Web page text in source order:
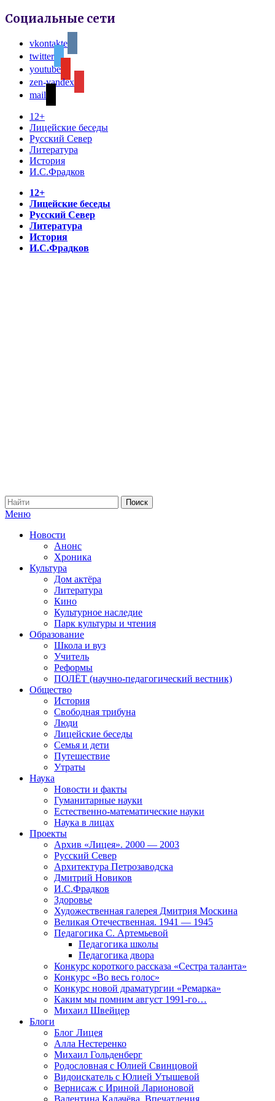
Социальные сети
vkontakte
twitter
youtube
zen-yandex
mail
12+
Лицейские беседы
Русский Север
Литература
История
И.С.Фрадков
12+
Лицейские беседы
Русский Север
Литература
История
И.С.Фрадков
Меню
Новости
Анонс
Хроника
Культура
Дом актёра
Литература
Кино
Культурное наследие
Парк культуры и чтения
Образование
Школа и вуз
Учитель
Реформы
ПОЛЁТ (научно-педагогический вестник)
Общество
История
Свободная трибуна
Люди
Лицейские беседы
Семья и дети
Путешествие
Утраты
Наука
Новости и факты
Гуманитарные науки
Естественно-математические науки
Наука в лицах
Проекты
Архив «Лицея». 2000 — 2003
Русский Север
Архитектура Петрозаводска
Дмитрий Новиков
И.С.Фрадков
Здоровье
Художественная галерея Дмитрия Москина
Великая Отечественная. 1941 — 1945
Педагогика С. Артемьевой
Педагогика школы
Педагогика двора
Конкурс короткого рассказа «Сестра таланта»
Конкурс «Во весь голос»
Конкурс новой драматургии «Ремарка»
Каким мы помним август 1991-го…
Михаил Швейцер
Блоги
Блог Лицея
Алла Нестеренко
Михаил Гольденберг
Родословная с Юлией Свинцовой
Видоискатель с Юлией Утышевой
Вернисаж с Ириной Ларионовой